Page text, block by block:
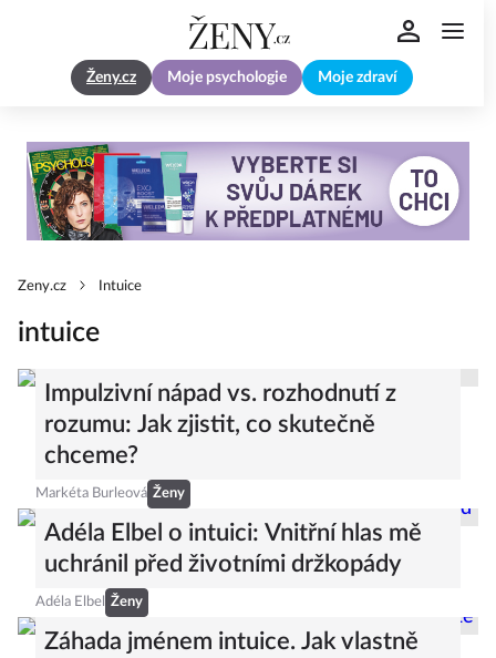
Ženy.cz Moje psychologie Moje zdraví
Zeny.cz Intuice
intuice
Impulzivní nápad vs. rozhodnutí z
rozumu: Jak zjistit, co skutečně
chceme?
Markéta Burleová Ženy
Adéla Elbel o intuici: Vnitřní hlas mě
uchránil před životními držkopády
Adéla Elbel Ženy
Záhada jménem intuice. Jak vlastně